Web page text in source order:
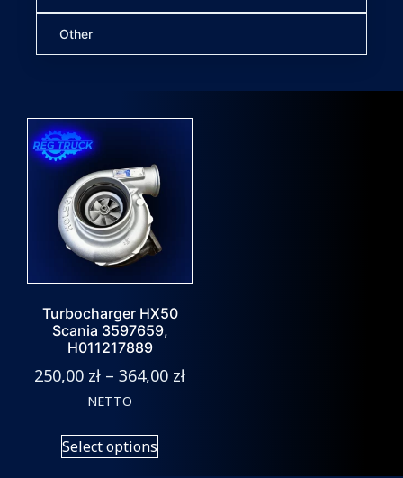
Other
Turbocharger HX50
Scania 3597659,
H011217889
250,00 zł – 364,00 zł
NETTO
Select options